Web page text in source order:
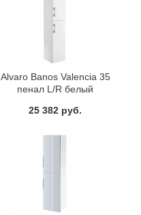
Alvaro Banos Valencia 35
пенал L/R белый
25 382 руб.